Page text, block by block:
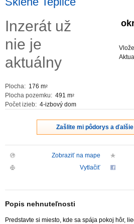
REKLAMA
PARTNERI
Inzerát už
nie je
aktuálny
Plocha: 176 m2
Plocha pozemku: 491 m2
Počet izieb: 4-izbový dom
Zašlite mi pôdorys a
Zobraziť na mape
Vytlačiť
Popis nehnuteľnosti
Predstavte si miesto, kde sa spája pokoj hôr,